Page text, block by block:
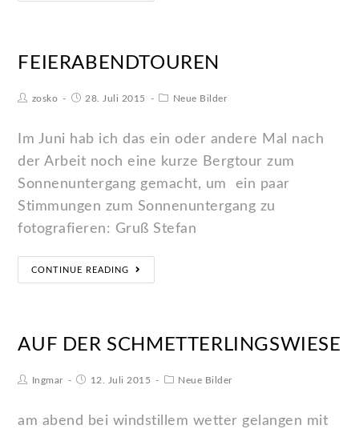
FEIERABENDTOUREN
zosko 28. Juli 2015 Neue Bilder
Im Juni hab ich das ein oder andere Mal nach
der Arbeit noch eine kurze Bergtour zum
Sonnenuntergang gemacht, um ein paar
Stimmungen zum Sonnenuntergang zu
fotografieren: Gruß Stefan
CONTINUE READING
AUF DER SCHMETTERLINGSWIESE
Ingmar 12. Juli 2015 Neue Bilder
am abend bei windstillem wetter gelangen mit